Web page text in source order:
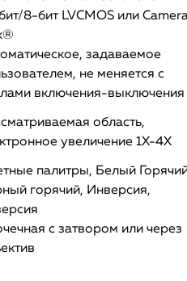
8-бит LVCMOS или
задаваемое
не меняется с
включения-выключения
область,
увеличение 1X-4X
палитры, Белый
горячий, Инверсия,
с затвором или через